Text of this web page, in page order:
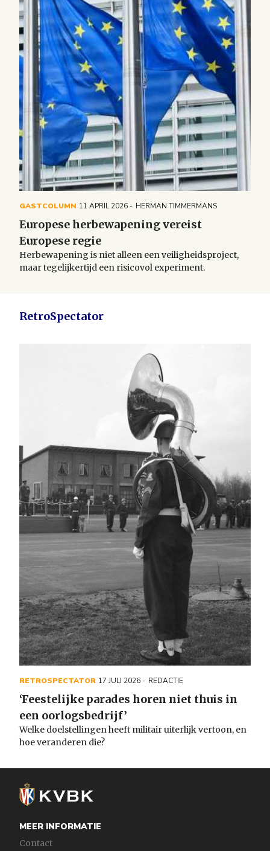
GASTCOLUMN 11 APRIL 2026 HERMAN TIMMERMANS
Europese herbewapening vereist
Europese regie
Herbewapening is niet alleen een veiligheidsproject,
maar tegelijkertijd een risicovol experiment.
RetroSpectator
RETROSPECTATOR 17 JULI 2026 REDACTIE
‘Feestelijke parades horen niet thuis in
een oorlogsbedrijf’
Welke doelstellingen heeft militair uiterlijk vertoon, en
hoe veranderen die?
MEER INFORMATIE
Contact